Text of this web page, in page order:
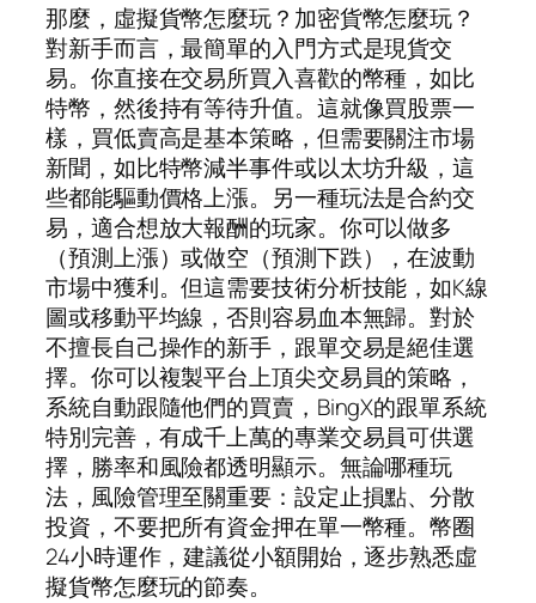
那麼，虛擬貨幣怎麼玩？加密貨幣怎麼玩？
對新手而言，最簡單的入門方式是現貨交
易。你直接在交易所買入喜歡的幣種，如比
特幣，然後持有等待升值。這就像買股票一
樣，買低賣高是基本策略，但需要關注市場
新聞，如比特幣減半事件或以太坊升級，這
些都能驅動價格上漲。另一種玩法是合約交
易，適合想放大報酬的玩家。你可以做多
（預測上漲）或做空（預測下跌），在波動
市場中獲利。但這需要技術分析技能，如K線
圖或移動平均線，否則容易血本無歸。對於
不擅長自己操作的新手，跟單交易是絕佳選
擇。你可以複製平台上頂尖交易員的策略，
系統自動跟隨他們的買賣，BingX的跟單系統
特別完善，有成千上萬的專業交易員可供選
擇，勝率和風險都透明顯示。無論哪種玩
法，風險管理至關重要：設定止損點、分散
投資，不要把所有資金押在單一幣種。幣圈
24小時運作，建議從小額開始，逐步熟悉虛
擬貨幣怎麼玩的節奏。